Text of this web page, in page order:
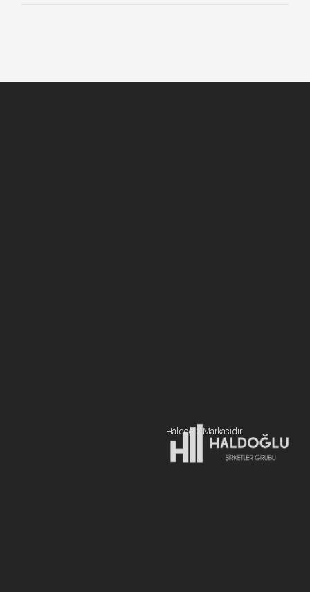
19 Mayıs Mah. Sümer Sk. Zitaş Blokları D:2 NO:7 Kadıköy
Haldoğlu Markasıdır